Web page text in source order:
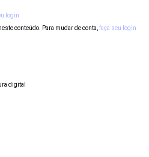
login
conteúdo. Para mudar de conta, faça seu login
digital